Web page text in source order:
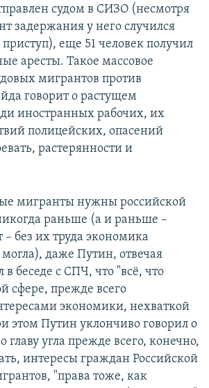
судом в СИЗО (несмотря
задержания у него случился
еще 51 человек получил
аресты. Такое массовое
мигрантов против
говорит о растущем
иностранных рабочих, их
полицейских, опасений
растерянности и
мигранты нужны российской
раньше (а и раньше –
– без их труда экономика
могла), даже Путин, отвечая
в беседе с СПЧ, что "всё, что
сфере, прежде всего
экономики, нехваткой
этом Путин уклончиво говорил о
главу угла прежде всего, конечно,
интересы граждан Российской
"права тоже, как